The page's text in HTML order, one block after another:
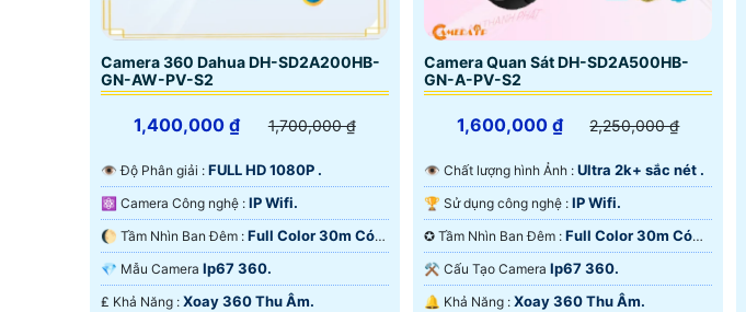
Camera 360 Dahua DH-SD2A200HB-
GN-AW-PV-S2
1,400,000 ₫ 1,700,000 ₫
👁 Độ Phân giải : FULL HD 1080P .
⚛️ Camera Công nghệ : IP Wifi.
🌔 Tầm Nhìn Ban Đêm : Full Color 30m Có
Màu Ban Đêm.
💎 Mẫu Camera Ip67 360.
️₤ Khả Năng : Xoay 360 Thu Âm.
Camera Quan Sát DH-SD2A500HB-
GN-A-PV-S2
1,600,000 ₫ 2,250,000 ₫
👁 Chất lượng hình Ảnh : Ultra 2k+ sắc nét .
🏆 Sử dụng công nghệ : IP Wifi.
✪ Tầm Nhìn Ban Đêm : Full Color 30m Có
Màu Ban Đêm.
⚒ Cấu Tạo Camera Ip67 360.
️🔔 Khả Năng : Xoay 360 Thu Âm.